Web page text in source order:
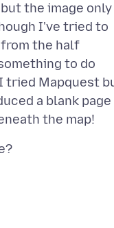
the image only
I've tried to
the half
to do
tried Mapquest
a blank page